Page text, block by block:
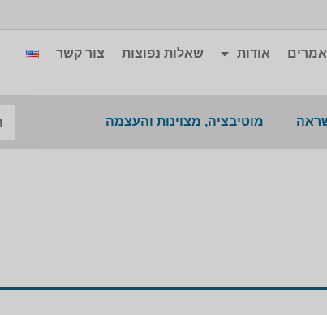
אודות שאלות נפוצות צור קשר
מוטיבציה, מצוינות והעצמה